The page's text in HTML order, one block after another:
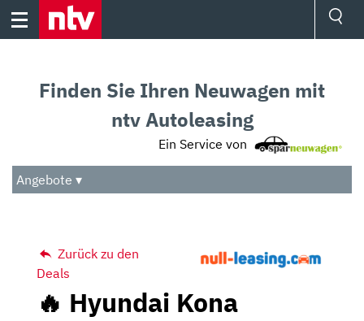
Skip
Audio
Das Beste
Finden Sie Ihren Neuwagen mit
ntv Autoleasing
Ein Service von
Angebote ▾
Zurück zu den
Deals
🔥 Hyundai Kona